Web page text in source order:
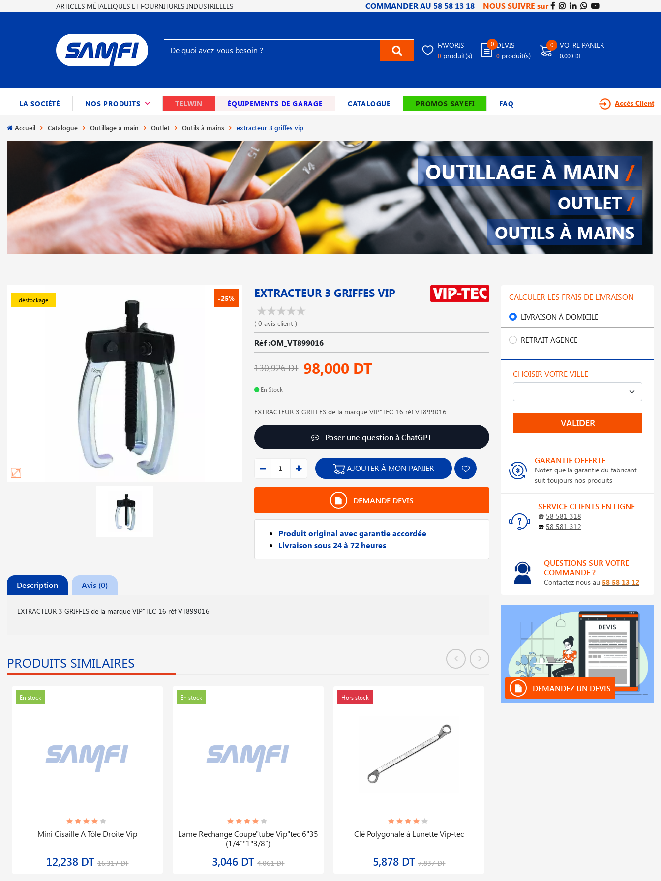
ARTICLES MÉTALLIQUES ET FOURNITURES INDUSTRIELLES COMMANDER AU 58 58 13 18 NOUS SUIVRE sur
FAVORIS
0 produit(s)
0 DEVIS
0 produit(s)
0 VOTRE PANIER
0.000 DT
LA SOCIÉTÉ NOS PRODUITS (CURRENT)TELWIN ÉQUIPEMENTS DE GARAGE CATALOGUE PROMOS SAYEFI FAQ Accès Client
Accueil Catalogue Outillage à main Outlet Outils à mains extracteur 3 griffes vip
OUTILLAGE À MAIN /
OUTLET/
OUTILS À MAINS
-25%
déstockage EXTRACTEUR 3 GRIFFES VIP
( 0 avis client )
Réf :OM_VT899016
130,926 DT 98,000 DT
En Stock
EXTRACTEUR 3 GRIFFES de la marque VIP"TEC 16 réf VT899016
Poser une question à ChatGPT
AJOUTER À MON PANIER
DEMANDE DEVIS
Produit original avec garantie accordée
Livraison sous 24 à 72 heures
Description Avis (0)
EXTRACTEUR 3 GRIFFES de la marque VIP"TEC 16 réf VT899016
PRODUITS SIMILAIRES
En stock
Mini Cisaille A Tôle Droite Vip
12,238 DT16,317 DT
En stock
Lame Rechange Coupe"tube Vip"tec 6"35
(1/4“"1"3/8“)
3,046 DT4,061 DT
Hors stock
Clé Polygonale à Lunette Vip-tec
5,878 DT7,837 DT
Hors stock
CALCULER LES FRAIS DE LIVRAISON
LIVRAISON À DOMICILE
RETRAIT AGENCE
CHOISIR VOTRE VILLE
VALIDER
GARANTIE OFFERTE
Notez que la garantie du fabricant
suit toujours nos produits
SERVICE CLIENTS EN LIGNE
☎️ 58 581 318
☎️ 58 581 312
QUESTIONS SUR VOTRE
COMMANDE ?
Contactez nous au 58 58 13 12
DEMANDEZ UN DEVIS